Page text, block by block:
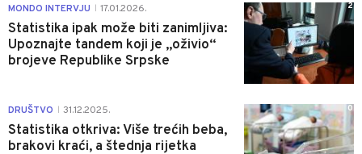
MONDO INTERVJU 17.01.2026.
Statistika ipak može biti zanimljiva:
Upoznajte tandem koji je „oživio“
brojeve Republike Srpske
2
DRUŠTVO 31.12.2025.
Statistika otkriva: Više trećih beba,
brakovi kraći, a štednja rijetka
0